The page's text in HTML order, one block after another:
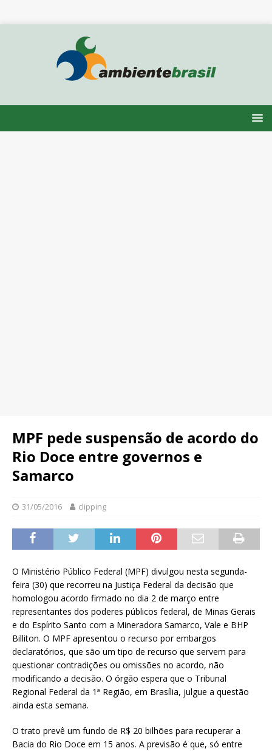
MPF pede suspensão de acordo do
Rio Doce entre governos e
Samarco
31/05/2016 clipping
O Ministério Público Federal (MPF) divulgou nesta segunda-
feira (30) que recorreu na Justiça Federal da decisão que
homologou acordo firmado no dia 2 de março entre
representantes dos poderes públicos federal, de Minas Gerais
e do Espírito Santo com a Mineradora Samarco, Vale e BHP
Billiton. O MPF apresentou o recurso por embargos
declaratórios, que são um tipo de recurso que servem para
questionar contradições ou omissões no acordo, não
modificando a decisão. O órgão espera que o Tribunal
Regional Federal da 1ª Região, em Brasília, julgue a questão
ainda esta semana.
O trato prevê um fundo de R$ 20 bilhões para recuperar a
Bacia do Rio Doce em 15 anos. A previsão é que, só entre